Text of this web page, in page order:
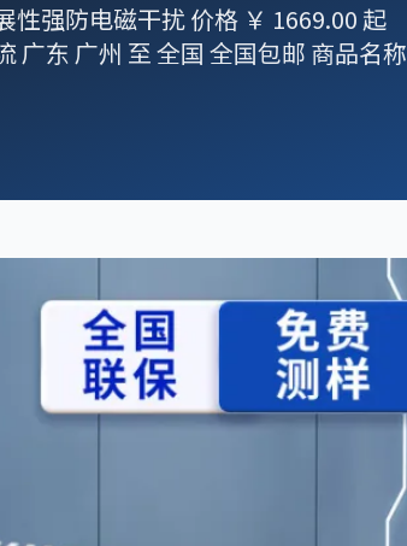
强防电磁干扰 价格 ￥ 1669.00 起
广东 广州 至 全国 全国包邮 商品名称